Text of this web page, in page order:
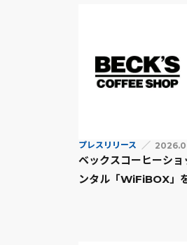
プレスリリース
ベックスコーヒーシ
ンタル「WiFiBOX」